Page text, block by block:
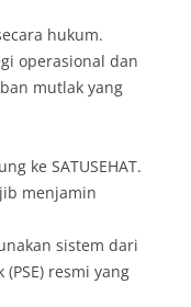
hukum.
operasional dan
mutlak yang
ke SATUSEHAT.
menjamin
sistem dari
resmi yang